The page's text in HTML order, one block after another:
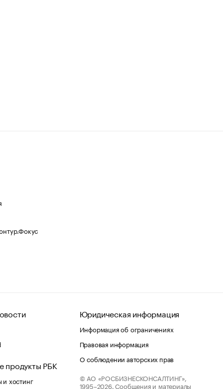
продукты РБК
хостинг
Юридическая информация
Информация об ограничениях
Правовая информация
О соблюдении авторских прав
© АО «РОСБИЗНЕСКОНСАЛТИНГ»,
1995–2026. Сообщения и материалы